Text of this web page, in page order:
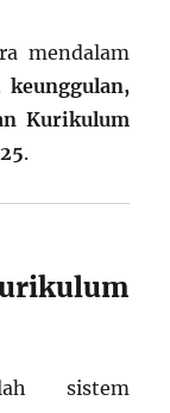
mendalam
Kurikulum
.
sistem